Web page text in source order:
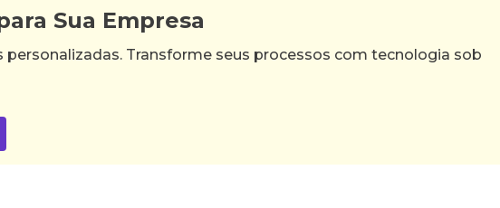
Sua Empresa
Transforme seus processos com tecnologia sob